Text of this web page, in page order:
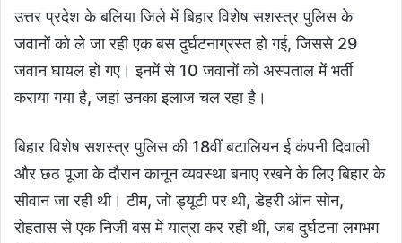
उत्तर प्रदेश के बलिया जिले में बिहार विशेष सशस्त्र पुलिस के
जवानों को ले जा रही एक बस दुर्घटनाग्रस्त हो गई, जिससे 29
जवान घायल हो गए। इनमें से 10 जवानों को अस्पताल में भर्ती
कराया गया है, जहां उनका इलाज चल रहा है।
बिहार विशेष सशस्त्र पुलिस की 18वीं बटालियन ई कंपनी दिवाली
और छठ पूजा के दौरान कानून व्यवस्था बनाए रखने के लिए बिहार के
सीवान जा रही थी। टीम, जो ड्यूटी पर थी, डेहरी ऑन सोन,
रोहतास से एक निजी बस में यात्रा कर रही थी, जब दुर्घटना लगभग